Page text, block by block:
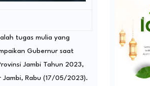
tugas mulia yang
Gubernur saat
Jambi Tahun 2023,
Jambi, Rabu (17/05/2023).